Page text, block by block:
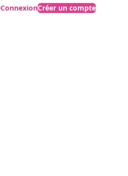
ConnexionCréer un compte